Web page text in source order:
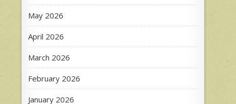
May 2026
April 2026
March 2026
February 2026
January 2026